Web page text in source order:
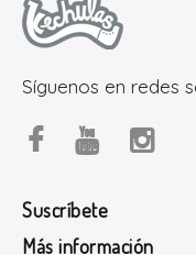
Síguenos en redes
Suscríbete
Más información